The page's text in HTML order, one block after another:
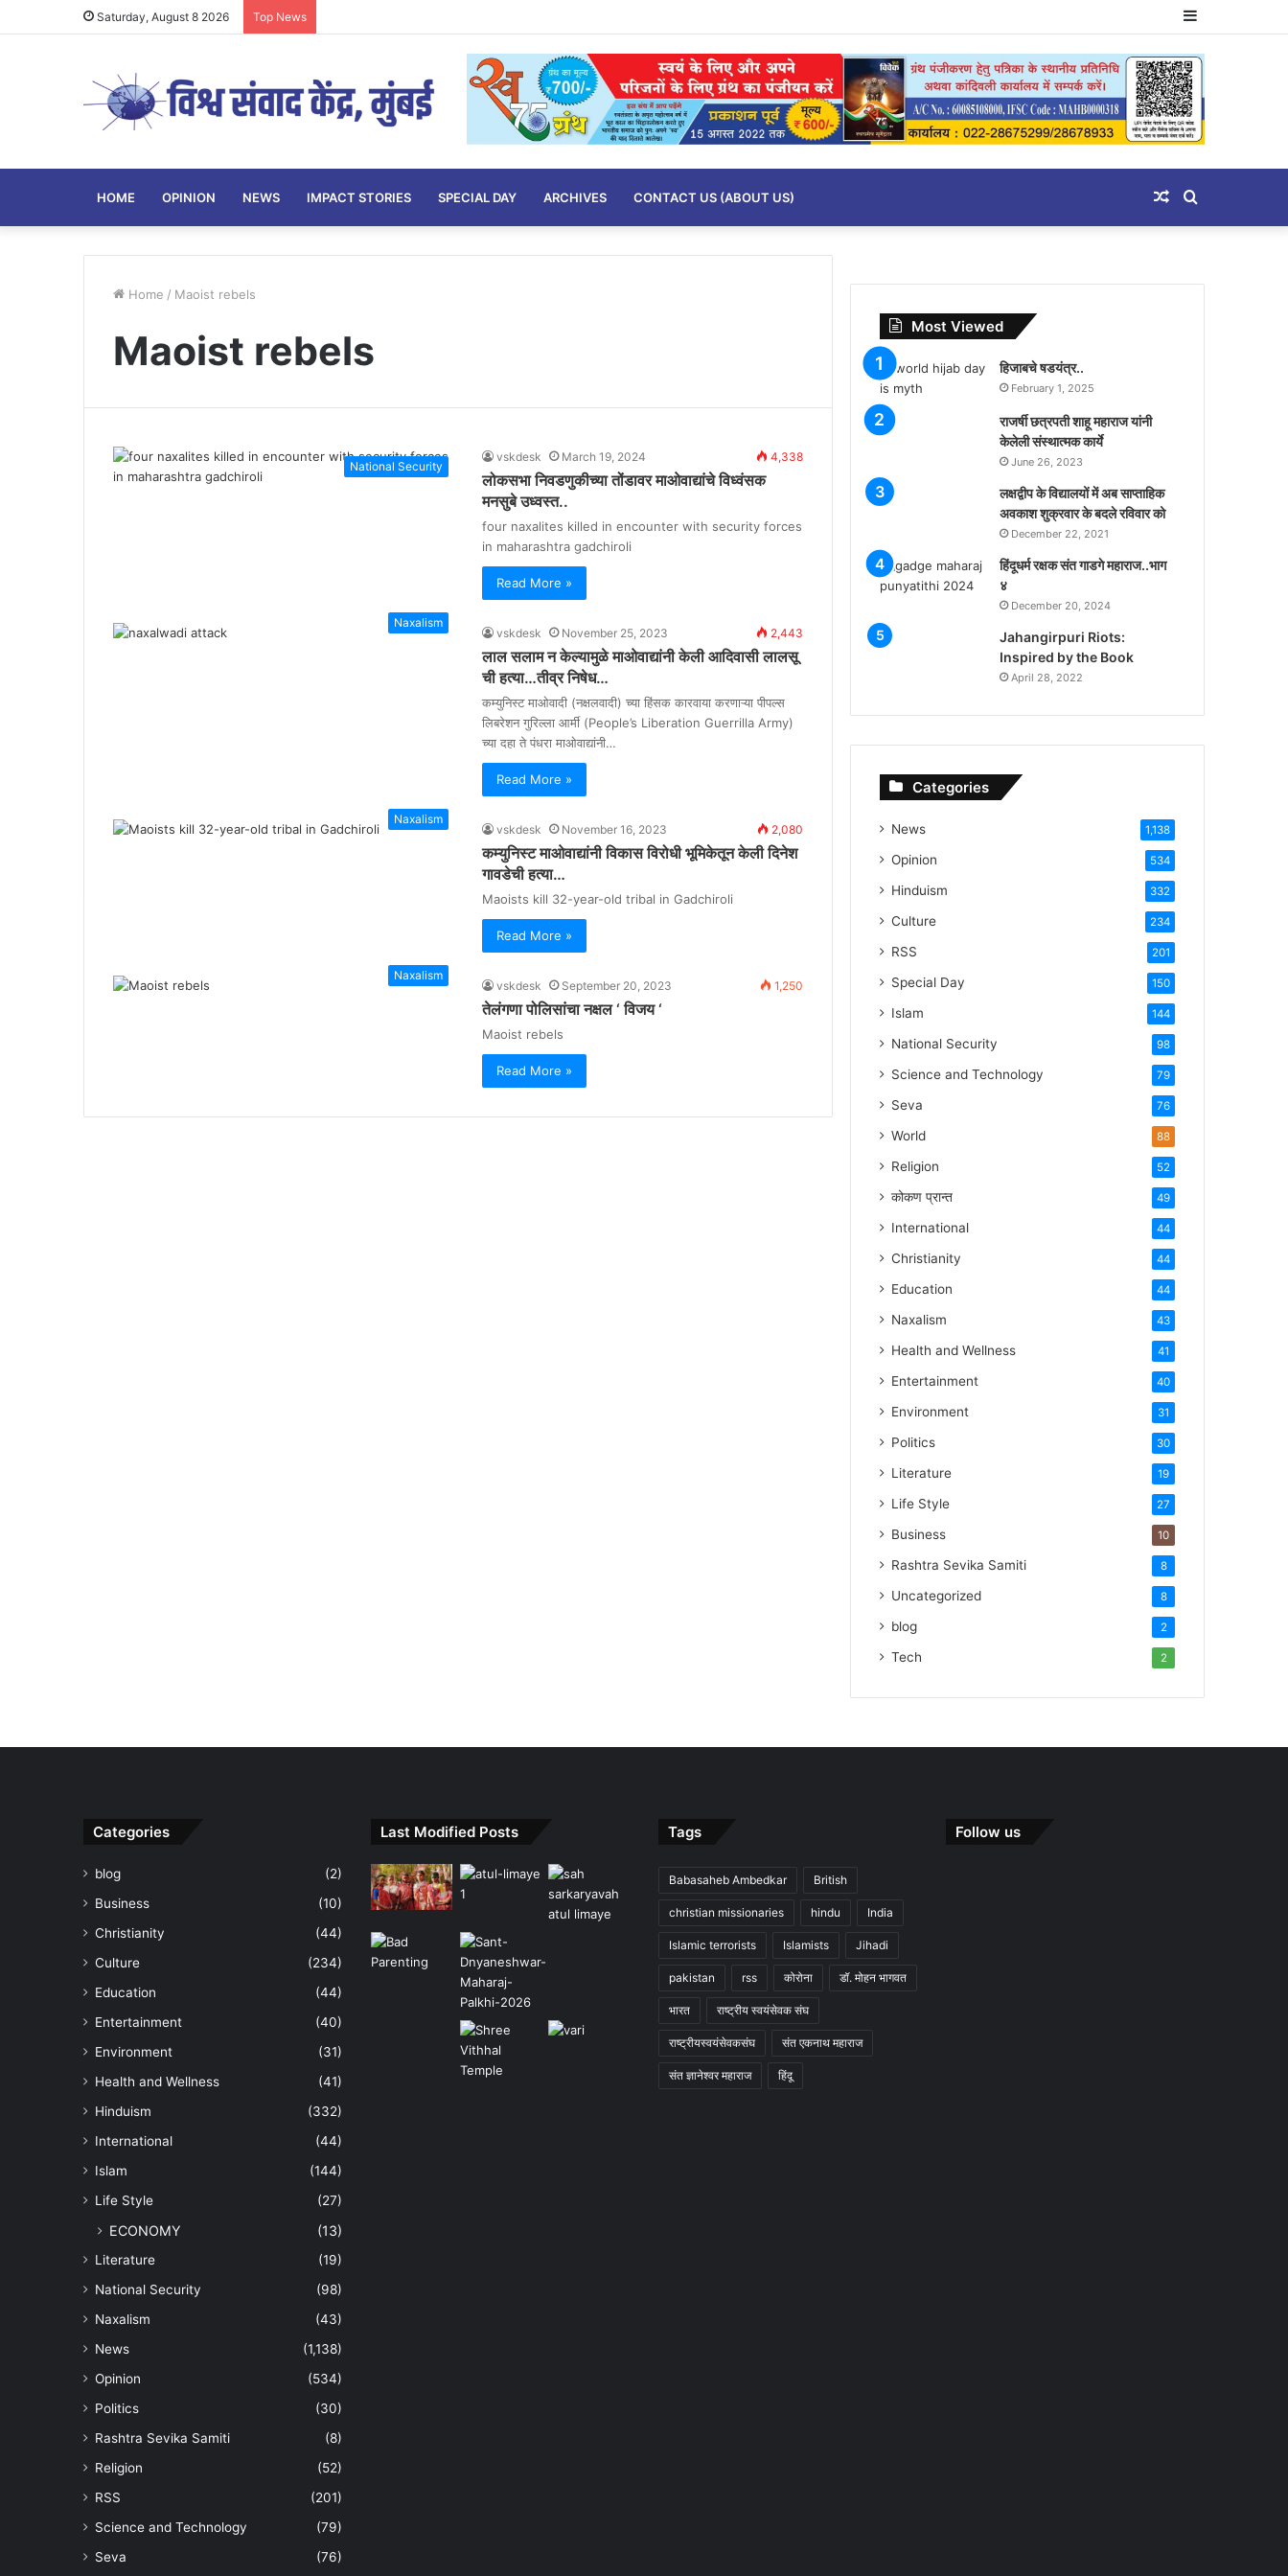
Saturday, August 8 2026 Top News
HOME OPINION NEWS IMPACT STORIES SPECIAL DAY ARCHIVES CONTACT US (ABOUT US) Search
Random
Home / Maoist rebels
Maoist rebels
National Security
vskdesk March 19, 2024 4,338
लोकसभा निवडणुकीच्या तोंडावर माओवाद्यांचे विध्वंसक
मनसुबे उध्वस्त..
four naxalites killed in encounter with security forces
in maharashtra gadchiroli
Read More »
Naxalism
vskdesk November 25, 2023 2,443
लाल सलाम न केल्यामुळे माओवाद्यांनी केली आदिवासी लालसू
ची हत्या…तीव्र निषेध…
कम्युनिस्ट माओवादी (नक्षलवादी) च्या हिंसक कारवाया करणाऱ्या पीपल्स
लिबरेशन गुरिल्ला आर्मी (People’s Liberation Guerrilla Army)
च्या दहा ते पंधरा माओवाद्यांनी…
Read More »
Naxalism
vskdesk November 16, 2023 2,080
कम्युनिस्ट माओवाद्यांनी विकास विरोधी भूमिकेतून केली दिनेश
गावडेची हत्या…
Maoists kill 32-year-old tribal in Gadchiroli
Read More »
Naxalism
vskdesk September 20, 2023 1,250
तेलंगणा पोलिसांचा नक्षल ‘ विजय ‘
Maoist rebels
Read More »
Most Viewed
हिजाबचे षडयंत्र..
February 1, 2025
राजर्षी छत्रपती शाहू महाराज यांनी
केलेली संस्थात्मक कार्ये
June 26, 2023
लक्षद्वीप के विद्यालयों में अब साप्ताहिक
अवकाश शुक्रवार के बदले रविवार को
December 22, 2021
हिंदूधर्म रक्षक संत गाडगे महाराज..भाग
४
December 20, 2024
Jahangirpuri Riots:
Inspired by the Book
April 28, 2022
Categories
News 1,138
Opinion 534
Hinduism 332
Culture 234
RSS 201
Special Day 150
Islam 144
National Security 98
Science and Technology 79
Seva 76
World 88
Religion 52
कोकण प्रान्त 49
International 44
Christianity 44
Education 44
Naxalism 43
Health and Wellness 41
Entertainment 40
Environment 31
Politics 30
Literature 19
Life Style 27
Business 10
Rashtra Sevika Samiti 8
Uncategorized 8
blog 2
Tech 2
Categories
blog
(2)
Business
(10)
Christianity
(44)
Culture
(234)
Education
(44)
Entertainment
(40)
Environment
(31)
Health and Wellness
(41)
Hinduism
(332)
International
(44)
Islam
(144)
Life Style
(27)
ECONOMY (13)
Literature
(19)
National Security
(98)
Naxalism
(43)
News
(1,138)
Opinion
(534)
Politics
(30)
Rashtra Sevika Samiti
(8)
Religion
(52)
RSS
(201)
Science and Technology
(79)
Seva
(76)
Last Modified Posts Tags
Babasaheb Ambedkar British
christian missionaries hindu India
Islamic terrorists Islamists Jihadi
pakistan rss कोरोना डॉ. मोहन भागवत
भारत राष्ट्रीय स्वयंसेवक संघ
राष्ट्रीयस्वयंसेवकसंघ संत एकनाथ महाराज
संत ज्ञानेश्वर महाराज हिंदू
Follow us